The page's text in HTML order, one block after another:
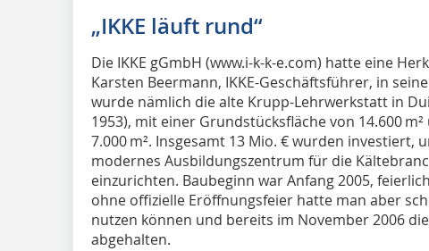
„IKKE läuft rund“
Die IKKE gGmbH (www.i-k-k-e.com) hatte eine
Karsten Beermann, IKKE-Geschäftsführer, in
wurde nämlich die alte Krupp-Lehrwerkstatt in
1953), mit einer Grundstücksfläche von 14.600
7.000 m². Insgesamt 13 Mio. € wurden investiert,
modernes Ausbildungszentrum für die
einzurichten. Baubeginn war Anfang 2005,
ohne offizielle Eröffnungsfeier hatte man aber
nutzen können und bereits im November 2006
abgehalten.